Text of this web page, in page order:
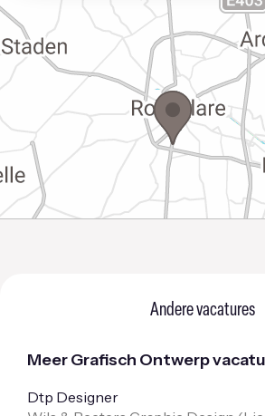
Andere vacatures
Meer Grafisch Ontwerp
Dtp Designer